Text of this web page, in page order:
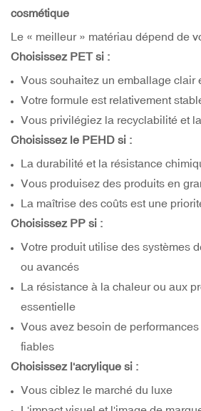
cosmétique
Le « meilleur » matériau dépend de
Choisissez PET si :
Vous souhaitez un emballage clair
Votre formule est relativement
Vous privilégiez la recyclabilité et
Choisissez le PEHD si :
La durabilité et la résistance
Vous produisez des produits en
La maîtrise des coûts est une
Choisissez PP si :
Votre produit utilise des systèmes
ou avancés
La résistance à la chaleur ou aux
essentielle
Vous avez besoin de
fiables
Choisissez l'acrylique si :
Vous ciblez le marché du luxe